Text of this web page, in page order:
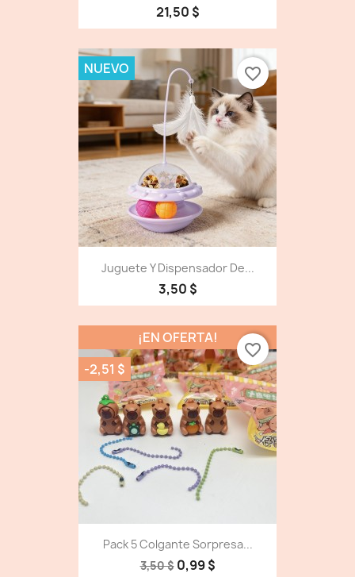
21,50 $
Juguete Y Dispensador De...
3,50 $
NUEVO favorite_border
Pack 5 Colgante Sorpresa...
3,50 $ 0,99 $
¡EN OFERTA!
-2,51 $
favorite_border